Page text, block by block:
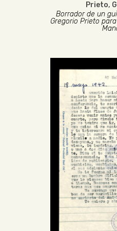
Prieto,
Borrador de un
Gregorio Prieto